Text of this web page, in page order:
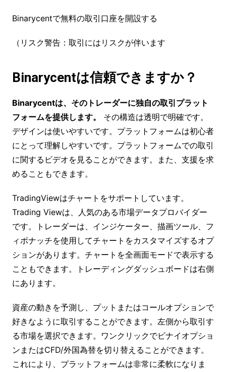
Binarycentで無料の取引口座を開設する
（リスク警告：取引にはリスクが伴います
Binarycentは信頼できますか？
Binarycentは、そのトレーダーに独自の取引プラット
フォームを提供します。
その構造は透明で明確です。
デザインは使いやすいです。プラットフォームは初心者
にとって理解しやすいです。プラットフォームでの取引
に関するビデオを見ることができます。また、支援を求
めることもできます。
TradingViewはチャートをサポートしています。
Trading Viewは、人気のある市場データプロバイダー
です。トレーダーは、インジケーター、描画ツール、フ
ィボナッチを使用してチャートをカスタマイズするオプ
ションがあります。チャートを全画面モードで表示する
こともできます。トレーディングダッシュボードは右側
にあります。
資産の動きを予測し、プットまたはコールオプションで
好きなように取引することができます。左側から取引す
る市場を選択できます。ワンクリックでビナイオプショ
ンまたはCFD/外国為替を切り替えることができます。
これにより、プラットフォームは非常に柔軟になりま